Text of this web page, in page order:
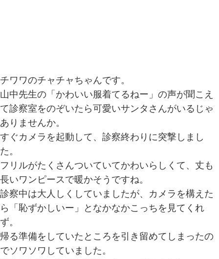
チワワのチャチャちゃんです。
山中先生の「かわいい服着てるねー」の声が聞こえ
て診察室をのぞいたら可愛いサンタさんがいるじゃ
ありませんか。
すぐカメラを起動して、診察終わりに突撃しまし
た。
フリルがたくさんついていてかわいらしくて、丈も
長いワンピースで暖かそうですね。
診察中は大人しくしていましたが、カメラを構えた
ら「恥ずかしいー」となかなかこっちを見てくれ
ず。
帰る準備をしていたところを引き留めてしまったの
でソワソワしていました。